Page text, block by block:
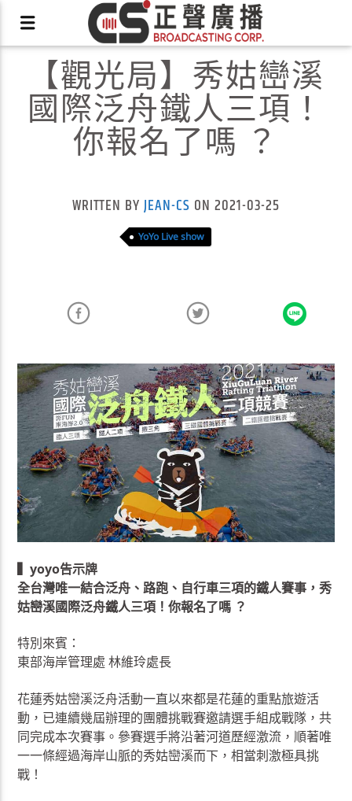
【觀光局】秀姑巒溪
國際泛舟鐵人三項！
你報名了嗎 ？
WRITTEN BYJEAN-CS ON 2021-03-25
YoYo Live show
▍yoyo告示牌
全台灣唯一結合泛舟、路跑、自行車三項的鐵人賽事，秀
姑巒溪國際泛舟鐵人三項！你報名了嗎 ？
特別來賓：
東部海岸管理處 林維玲處長
花蓮秀姑巒溪泛舟活動一直以來都是花蓮的重點旅遊活
動，已連續幾屆辦理的團體挑戰賽邀請選手組成戰隊，共
同完成本次賽事。參賽選手將沿著河道歷經激流，順著唯
一一條經過海岸山脈的秀姑巒溪而下，相當刺激極具挑
戰！